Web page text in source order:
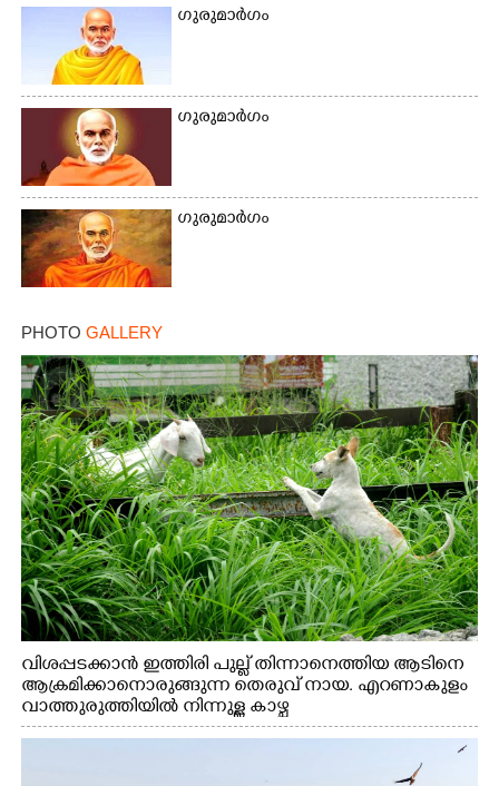
ഗുരുമാർഗം
ഗുരുമാർഗം
ഗുരുമാർഗം
PHOTO GALLERY
വിശപ്പടക്കാൻ ഇത്തിരി പുല്ല് തിന്നാനെത്തിയ ആടിനെ
ആക്രമിക്കാനൊരുങ്ങുന്ന തെരുവ് നായ. എറണാകുളം
വാത്തുരുത്തിയിൽ നിന്നുള്ള കാഴ്ച